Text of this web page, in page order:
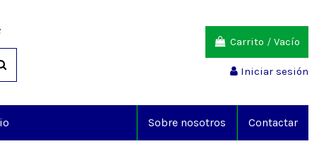
Carrito / Vacío
Iniciar sesión
Contactar
Sobre nosotros